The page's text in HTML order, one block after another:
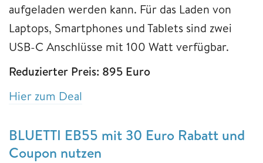
aufgeladen werden kann. Für das Laden von
Laptops, Smartphones und Tablets sind zwei
USB-C Anschlüsse mit 100 Watt verfügbar.
Reduzierter Preis: 895 Euro
Hier zum Deal
BLUETTI EB55 mit 30 Euro Rabatt und
Coupon nutzen